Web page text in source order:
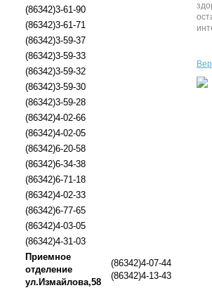
(86342)3-61-90
(86342)3-61-71
(86342)3-59-37
(86342)3-59-33
(86342)3-59-32
(86342)3-59-30
(86342)3-59-28
(86342)4-02-66
(86342)4-02-05
(86342)6-20-58
(86342)6-34-38
(86342)6-71-18
(86342)4-02-33
(86342)6-77-65
(86342)4-03-05
(86342)4-31-03
Приемное
отделение
ул.Измайлова,58
(86342)4-07-44
(86342)4-13-43